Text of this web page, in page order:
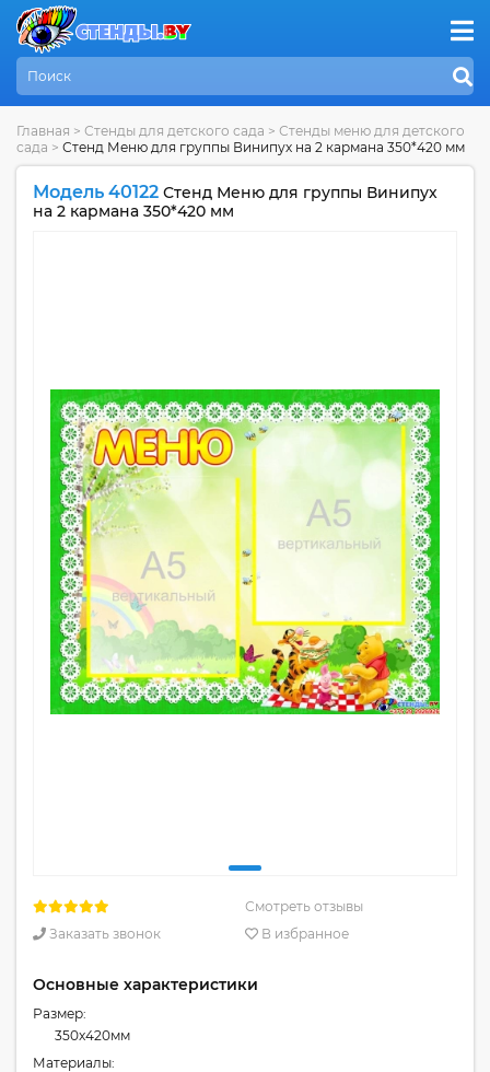
Главная > Стенды для детского сада > Стенды меню для детского
сада > Стенд Меню для группы Винипух на 2 кармана 350*420 мм
Модель 40122 Стенд Меню для группы Винипух
на 2 кармана 350*420 мм
Смотреть отзывы
Заказать звонок
В избранное
Основные характеристики
Размер:
350x420мм
Материалы: